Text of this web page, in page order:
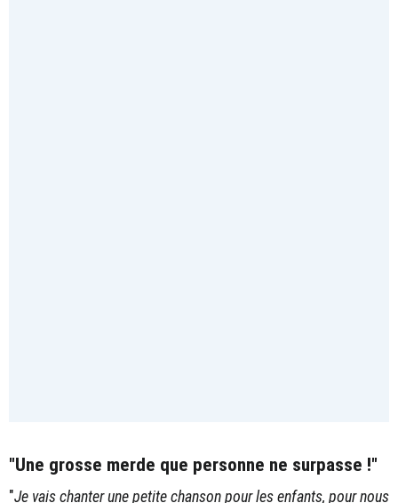
"Une grosse merde que personne ne surpasse !"
"Je vais chanter une petite chanson pour les enfants, pour nous